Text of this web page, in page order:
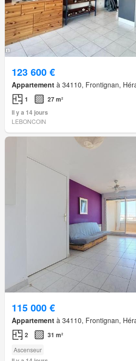
123 600 €
Appartement à 34110, Frontignan,
1
27 m²
Il y a 14 jours
LEBONCOIN
115 000 €
Appartement à 34110, Frontignan,
2 31 m²
Ascenseur